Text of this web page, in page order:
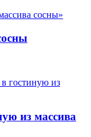
из массива